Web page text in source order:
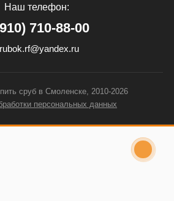
Наш телефон:
710-88-00
сруб в Смоленске, 2010-2026
персональных данных